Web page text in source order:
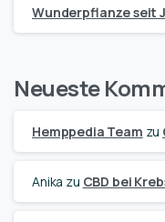
Wunderpflanze seit
Neueste
Hemppedia Team zu
Anika zu CBD bei